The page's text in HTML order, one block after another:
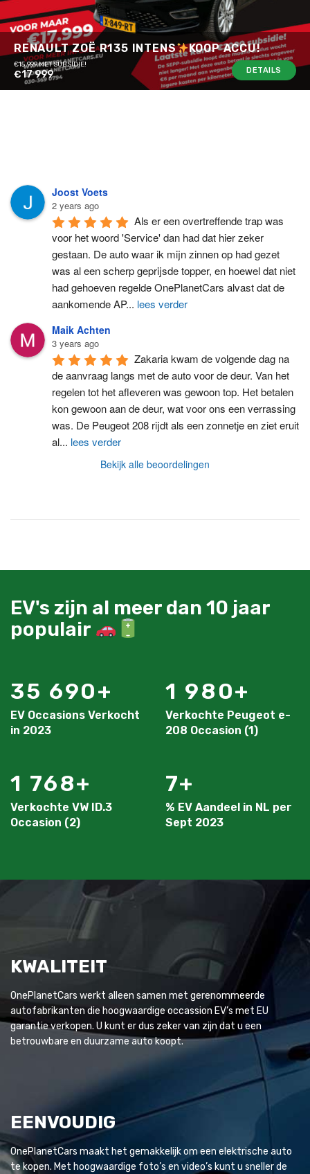
RENAULT ZOË R135 INTENS KOOP ACCU!
€15.999 MET SUBSIDIE!
€17 999 DETAILS
Joost Voets
2 years ago
Als er een overtreffende trap was
voor het woord 'Service' dan had dat hier zeker
gestaan. De auto waar ik mijn zinnen op had gezet
was al een scherp geprijsde topper, en hoewel dat niet
had gehoeven regelde OnePlanetCars alvast dat de
aankomende AP... lees verder
Maik Achten
3 years ago
Zakaria kwam de volgende dag na
de aanvraag langs met de auto voor de deur. Van het
regelen tot het afleveren was gewoon top. Het betalen
kon gewoon aan de deur, wat voor ons een verrassing
was. De Peugeot 208 rijdt als een zonnetje en ziet eruit
al... lees verder
Bekijk alle beoordelingen
EV's zijn al meer dan 10 jaar
populair
35 690
EV Occasions Verkocht
in 2023
1 980
Verkochte Peugeot e-
208 Occasion (1)
1 768
Verkochte VW ID.3
Occasion (2)
7
% EV Aandeel in NL per
Sept 2023
KWALITEIT
OnePlanetCars werkt alleen samen met gerenommeerde
autofabrikanten die hoogwaardige occassion EV’s met EU
garantie verkopen. U kunt er dus zeker van zijn dat u een
betrouwbare en duurzame auto koopt.
EENVOUDIG
OnePlanetCars maakt het gemakkelijk om een elektrische auto
te kopen. Met hoogwaardige foto’s en video’s kunt u sneller de